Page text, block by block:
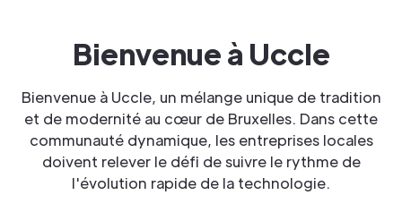
Bienvenue à Uccle
Bienvenue à Uccle, un mélange unique de tradition
et de modernité au cœur de Bruxelles. Dans cette
communauté dynamique, les entreprises locales
doivent relever le défi de suivre le rythme de
l'évolution rapide de la technologie.